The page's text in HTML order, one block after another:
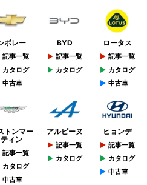
ボレー
記事一覧
カタログ
中古車
BYD
記事一覧
カタログ
ロータス
記事一覧
カタログ
中古車
トンマー
ティン
記事一覧
カタログ
中古車
アルピーヌ
記事一覧
カタログ
ヒョンデ
記事一覧
カタログ
中古車